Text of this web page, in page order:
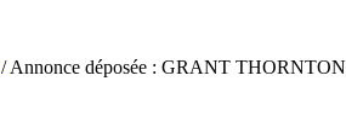
/ Annonce déposée : GRANT THORNTON